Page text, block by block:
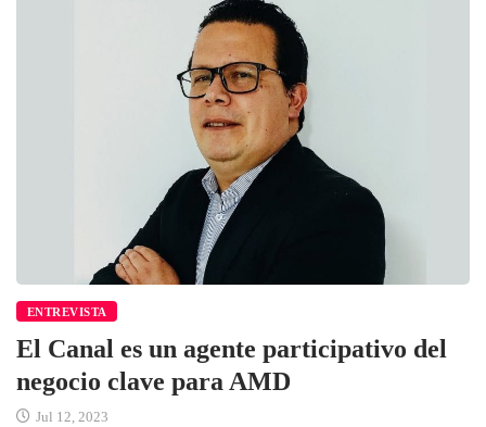
ENTREVISTA
El Canal es un agente participativo del
negocio clave para AMD
Jul 12, 2023